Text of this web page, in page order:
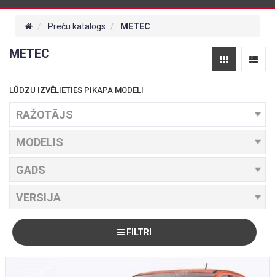
PIEGĀDE
KONTAKTINFORMĀCIJA
Preču katalogs METEC
METEC
LŪDZU IZVĒLIETIES PIKAPA MODELI
FILTRI